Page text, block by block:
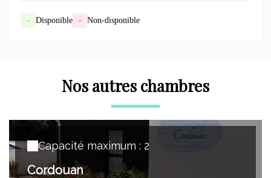
- Disponible - Non-disponible
Nos autres chambres
Capacité maximum : 2
Cordouan